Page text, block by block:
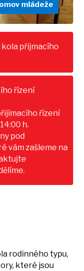
mládeže
kola přijmacího
řízení
řízení
h.
pod
vám zašleme na
rodinného typu,
které jsou